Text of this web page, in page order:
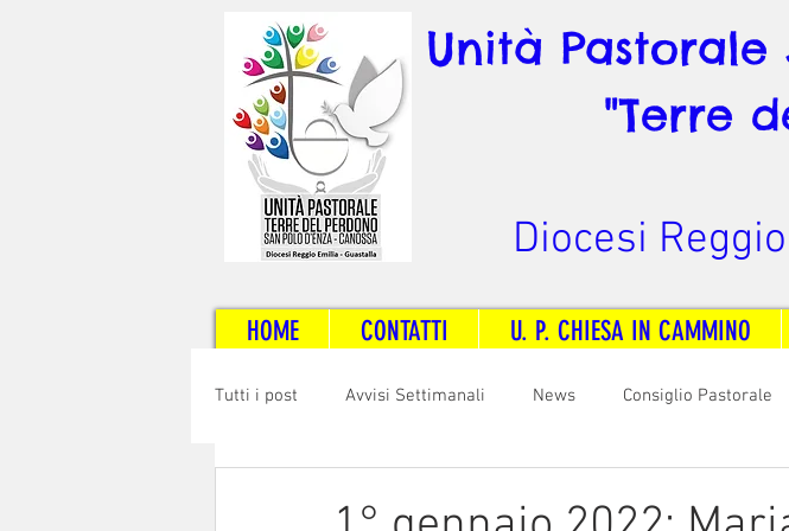
Unità Pastorale
"Terre
Diocesi
HOME CONTATTI U. P. CHIESA IN CAMMINO
Tutti i post Avvisi Settimanali News Consiglio Pastorale